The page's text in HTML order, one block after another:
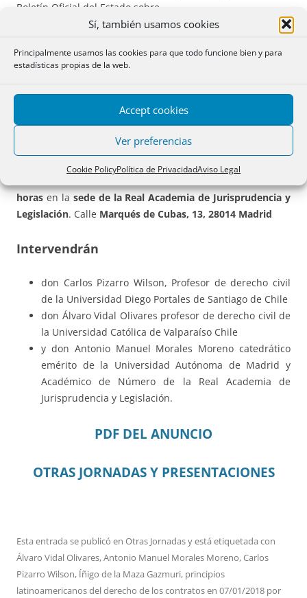
Sí, también usamos cookies
Principalmente usamos las cookies para que todo funcione bien y para
estadísticas propias de la web.
Accept cookies
Ver preferencias
Cookie PolicyPolítica de PrivacidadAviso Legal
Boletín Oficial del Estado sobre
de los contratos
Texto, presentación y contenidos fundamentales
Álvaro Vidal Olivares
horas en la sede de la Real Academia de Jurisprudencia y
Legislación. Calle Marqués de Cubas, 13, 28014 Madrid
Intervendrán
don Carlos Pizarro Wilson, Profesor de derecho civil
de la Universidad Diego Portales de Santiago de Chile
don Álvaro Vidal Olivares profesor de derecho civil de
la Universidad Católica de Valparaíso Chile
y don Antonio Manuel Morales Moreno catedrático
emérito de la Universidad Autónoma de Madrid y
Académico de Número de la Real Academia de
Jurisprudencia y Legislación.
PDF DEL ANUNCIO
OTRAS JORNADAS Y PRESENTACIONES
Esta entrada se publicó en Otras Jornadasy está etiquetada con
Álvaro Vidal Olivares,Antonio Manuel Morales Moreno,Carlos
Pizarro Wilson, Íñigo de la Maza Gazmuri, principios
latinoamericanos del derecho de los contratosen 07/01/2018 por